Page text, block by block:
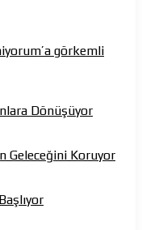
görkemli
Dönüşüyor
Geleceğini Koruyor